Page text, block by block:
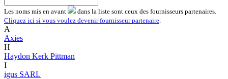
Les noms mis en avant
dans la liste sont ceux des fournisseurs partenaires.
Cliquez ici si vous voulez devenir fournisseur partenaire
A
Axies
H
Haydon Kerk Pittman
I
igus SARL